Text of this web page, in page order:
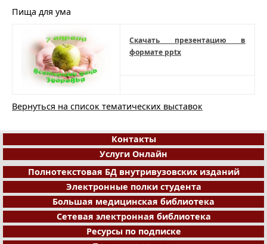
Пища для ума
Скачать презентацию в
формате pptx
Вернуться на список тематических выставок
Контакты
Услуги Онлайн
Полнотекстовая БД внутривузовских изданий
Электронные полки студента
Большая медицинская библиотека
Сетевая электронная библиотека
Ресурсы по подписке